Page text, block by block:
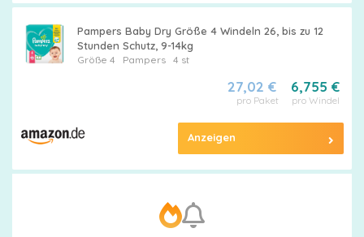
Pampers Baby Dry Größe 4 Windeln 26, bis zu 12
Stunden Schutz, 9-14kg
Größe 4 Pampers4 st
6,755 €
pro Windel
27,02 €
pro Paket
Anzeigen